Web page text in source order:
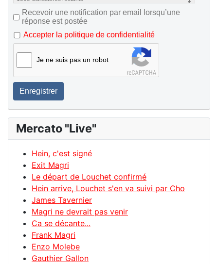
Recevoir une notification par email lorsqu’une
réponse est postée
Accepter la politique de confidentialité
Je ne suis pas un robot
Enregistrer
Mercato "Live"
Hein, c'est signé
Exit Magri
Le départ de Louchet confirmé
Hein arrive, Louchet s'en va suivi par Cho
James Tavernier
Magri ne devrait pas venir
Ca se décante...
Frank Magri
Enzo Molebe
Gauthier Gallon